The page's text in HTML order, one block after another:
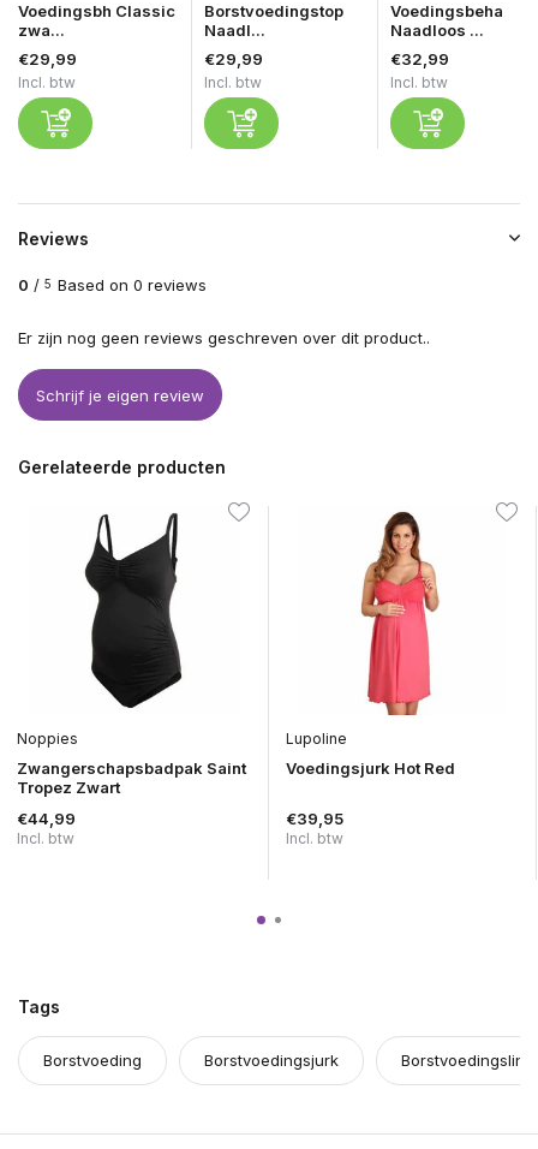
Voedingsbh Classic
zwa...
€29,99
Incl. btw
Borstvoedingstop
Naadl...
€29,99
Incl. btw
Voedingsbeha
Naadloos ...
€32,99
Incl. btw
Reviews
0 / 5 Based on 0 reviews
Er zijn nog geen reviews geschreven over dit product..
Schrijf je eigen review
Gerelateerde producten
Noppies
Zwangerschapsbadpak Saint
Tropez Zwart
€44,99
Incl. btw
Lupoline
Voedingsjurk Hot Red
€39,95
Incl. btw
Tags
Borstvoeding Borstvoedingsjurk